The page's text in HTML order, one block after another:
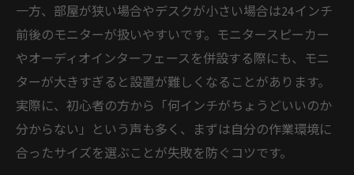
方法
コンパクトな部屋でも快適なDTM環境を作
る
DTMモニター大きさ選びと設置スペースの
関係
DTMモニター上下配置で省スペースを実現
一方、部屋が狭い場合やデスクが小さい場合は24インチ
前後のモニターが扱いやすいです。モニタースピーカー
やオーディオインターフェースを併設する際にも、モニ
ターが大きすぎると設置が難しくなることがあります。
実際に、初心者の方から「何インチがちょうどいいのか
分からない」という声も多く、まずは自分の作業環境に
合ったサイズを選ぶことが失敗を防ぐコツです。